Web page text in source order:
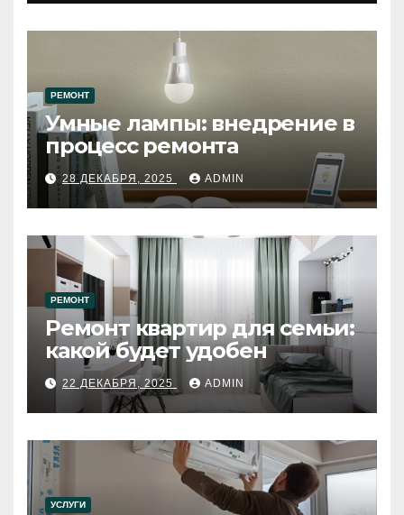
РЕМОНТ
Умные лампы: внедрение в
процесс ремонта
28 ДЕКАБРЯ, 2025 ADMIN
РЕМОНТ
Ремонт квартир для семьи:
какой будет удобен
22 ДЕКАБРЯ, 2025 ADMIN
УСЛУГИ